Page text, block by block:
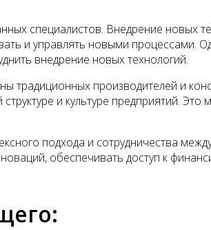
специалистов. Внедрение новых
и управлять новыми процессами.
внедрение новых технологий.
традиционных производителей и
и культуре предприятий.
подхода и сотрудничества
обеспечивать доступ к